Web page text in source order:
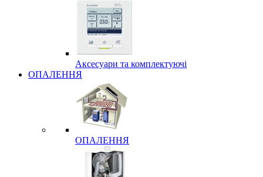
Аксесуари та комплектуючі
ОПАЛЕННЯ
ОПАЛЕННЯ